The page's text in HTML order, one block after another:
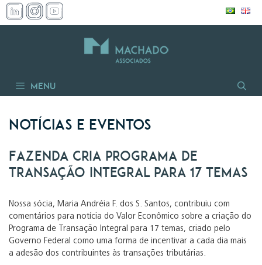
Pular
para
Menu
Notícias e Eventos
Fazenda cria Programa de
Transação Integral para 17 temas
Nossa sócia, Maria Andréia F. dos S. Santos, contribuiu com
comentários para notícia do Valor Econômico sobre a criação do
Programa de Transação Integral para 17 temas, criado pelo
Governo Federal como uma forma de incentivar a cada dia mais
a adesão dos contribuintes às transações tributárias.